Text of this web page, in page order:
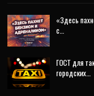
«Здесь
с…
ГОСТ для
городских…